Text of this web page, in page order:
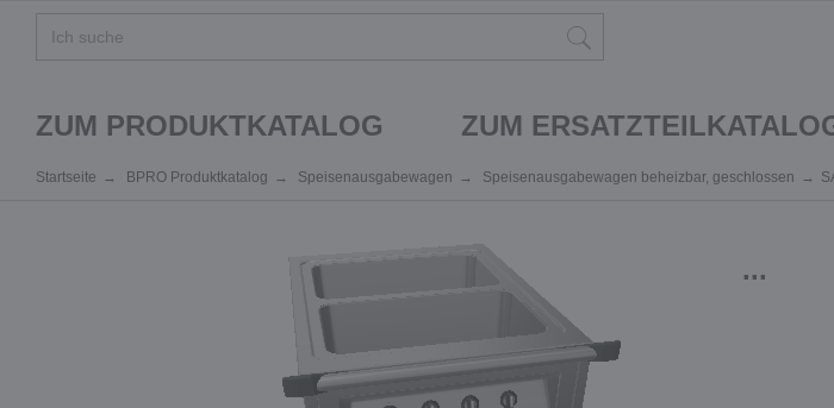
ZUM PRODUKTKATALOG ZUM
Startseite BPRO Produktkatalog Speisenausgabewagen Speisenausgabewagen beheizbar, geschlossen
...